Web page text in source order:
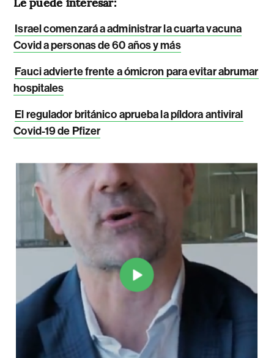
Israel comenzará a administrar la cuarta vacuna
Covid a personas de 60 años y más
Fauci advierte frente a ómicron para evitar abrumar
hospitales
El regulador británico aprueba la píldora antiviral
Covid-19 de Pfizer